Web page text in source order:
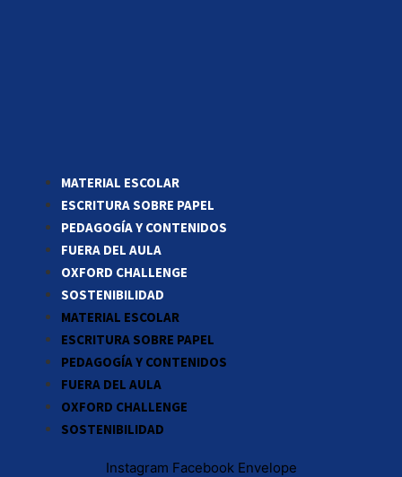
MATERIAL ESCOLAR
ESCRITURA SOBRE PAPEL
PEDAGOGÍA Y CONTENIDOS
FUERA DEL AULA
OXFORD CHALLENGE
SOSTENIBILIDAD
MATERIAL ESCOLAR
ESCRITURA SOBRE PAPEL
PEDAGOGÍA Y CONTENIDOS
FUERA DEL AULA
OXFORD CHALLENGE
SOSTENIBILIDAD
Instagram Facebook Envelope